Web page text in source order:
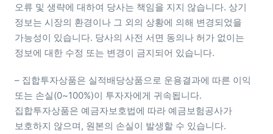
오류 및 생략에 대하여 당사는 책임을 지지 않습니다. 상기
정보는 시장의 환경이나 그 외의 상황에 의해 변경되었을
가능성이 있습니다. 당사의 사전 서면 동의나 허가 없이는
정보에 대한 수정 또는 변경이 금지되어 있습니다.
– 집합투자상품은 실적배당상품으로 운용결과에 따른 이익
또는 손실(0~100%)이 투자자에게 귀속됩니다.
집합투자상품은 예금자보호법에 따라 예금보험공사가
보호하지 않으며, 원본의 손실이 발생할 수 있습니다.